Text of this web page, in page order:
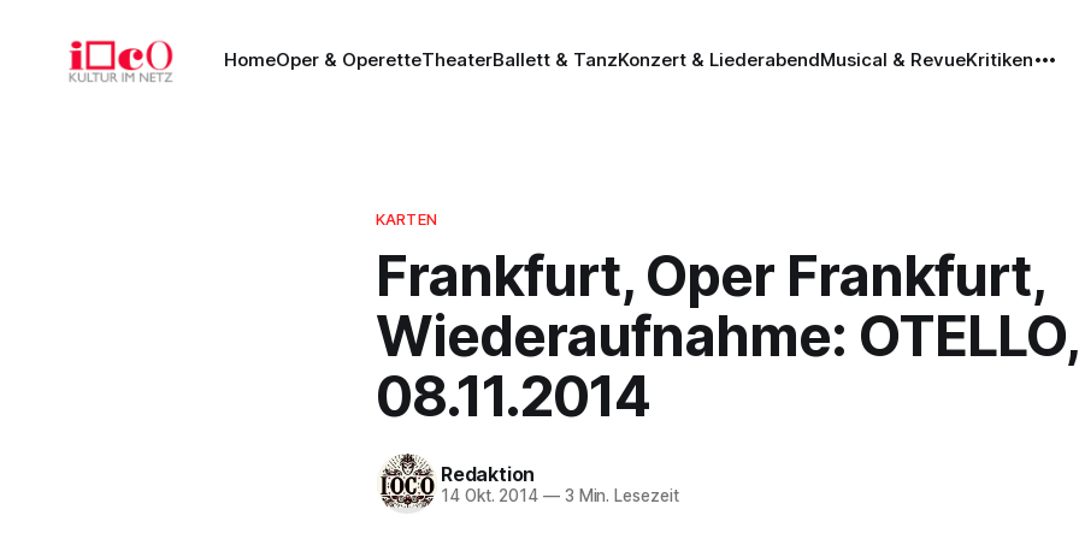
HomeOper & OperetteTheaterBallett & TanzKonzert & LiederabendMusical & RevueKritiken
KARTEN
Frankfurt, Oper Frankfurt,
Wiederaufnahme: OTELLO,
08.11.2014
Redaktion
14 Okt. 2014 —3 Min. Lesezeit